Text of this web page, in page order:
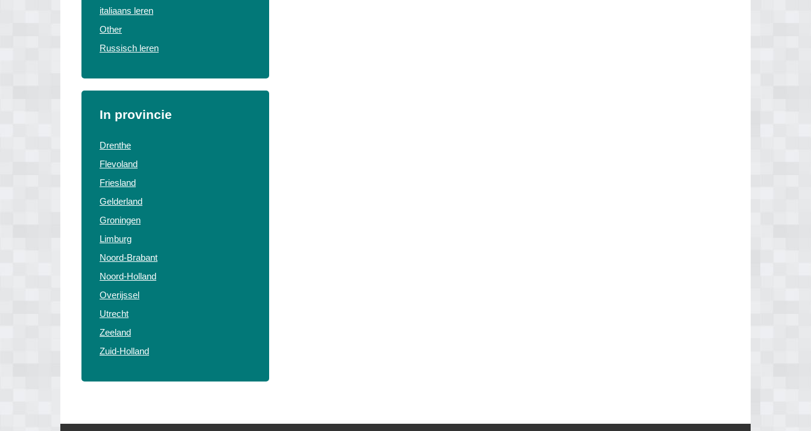
italiaans leren
Other
Russisch leren
In provincie
Drenthe
Flevoland
Friesland
Gelderland
Groningen
Limburg
Noord-Brabant
Noord-Holland
Overijssel
Utrecht
Zeeland
Zuid-Holland